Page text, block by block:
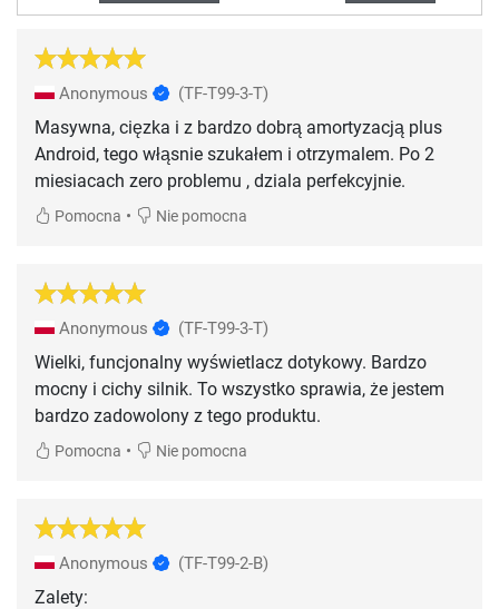
Anonymous (TF-T99-3-T)
Masywna, cięzka i z bardzo dobrą amortyzacją plus
Android, tego włąsnie szukałem i otrzymalem. Po 2
miesiacach zero problemu , dziala perfekcyjnie.
Pomocna • Nie pomocna
Anonymous (TF-T99-3-T)
Wielki, funcjonalny wyświetlacz dotykowy. Bardzo
mocny i cichy silnik. To wszystko sprawia, że jestem
bardzo zadowolony z tego produktu.
Pomocna • Nie pomocna
Anonymous (TF-T99-2-B)
Zalety: